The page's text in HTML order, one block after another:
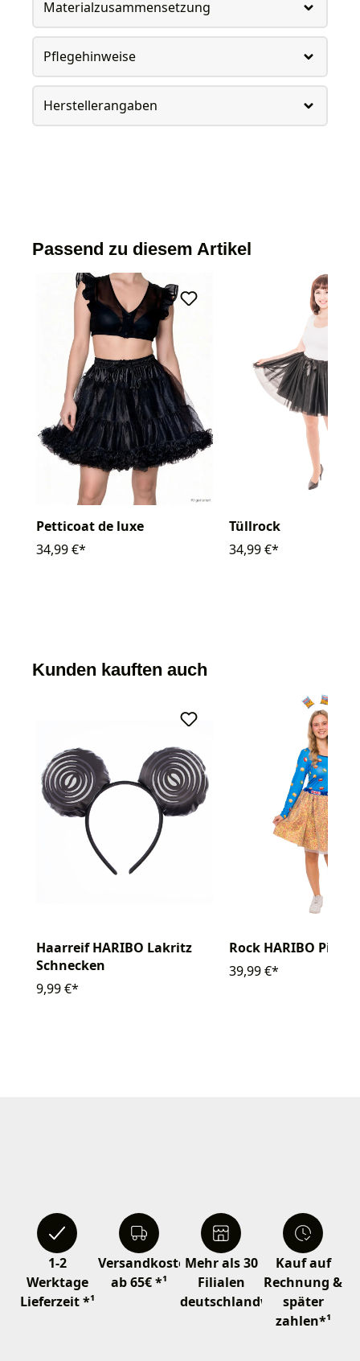
Materialzusammensetzung
Pflegehinweise
Herstellerangaben
Passend zu diesem Artikel
Petticoat de luxe
34,99 €*
Tüllrock
34,99 €*
Kunden kauften auch
Haarreif HARIBO Lakritz
Schnecken
9,99 €*
Rock HARIBO Pico-
39,99 €*
1-2
Werktage
Lieferzeit *¹
Versandkostenfrei
ab 65€ *¹
Mehr als 30
Filialen
deutschlandweit
Kauf auf
Rechnung &
später
zahlen*¹